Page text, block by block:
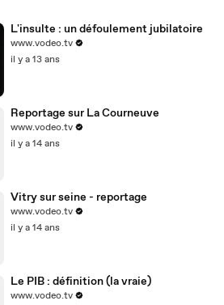
L'insulte : un défoulement jubilatoire
www.vodeo.tv
il y a 13 ans
Reportage sur La Courneuve
www.vodeo.tv
il y a 14 ans
Vitry sur seine - reportage
www.vodeo.tv
il y a 14 ans
Le PIB : définition (la vraie)
www.vodeo.tv